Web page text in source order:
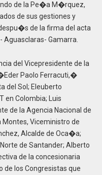
de la Pe�a M�rquez,
de sus gestiones y
de la firma del acta
Aguasclaras- Gamarra.
del Vicepresidente de la
Paolo Ferracuti,�
del Sol; Eleuberto
en Colombia; Luis
de la Agencia Nacional de
Viceministro de
Alcalde de Oca�a;
de Santander; Alberto
de la concesionaria
los Congresistas que